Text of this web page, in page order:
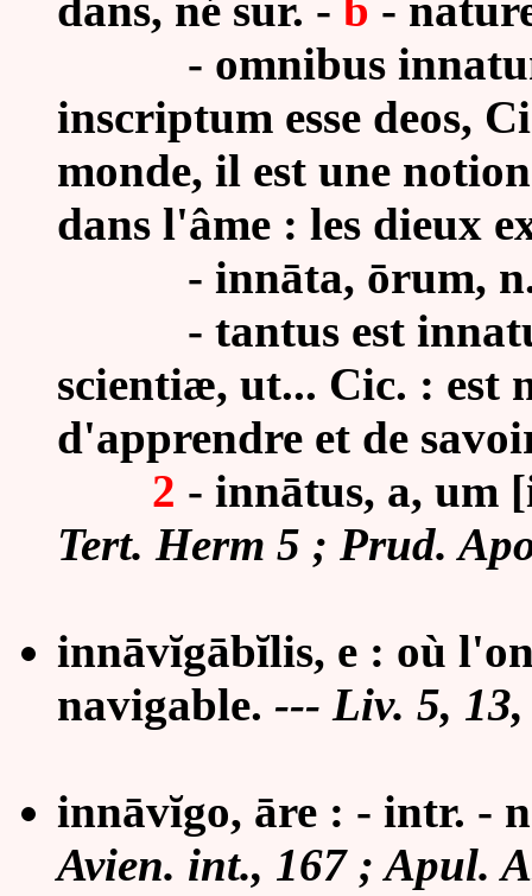
- omnibus innatum
inscriptum esse deos,
monde, il est une
dans l'âme : les dieux
- innāta, ōrum, n. :
- tantus est innatus
scientiæ, ut... Cic. : est
d'apprendre et de
2 - innātus, a, um
Tert. Herm 5 ; Prud.
innāvĭgābĭlis, e : où
navigable. --- Liv. 5,
innāvĭgo, āre : - intr. -
Avien. int., 167 ; Apul.